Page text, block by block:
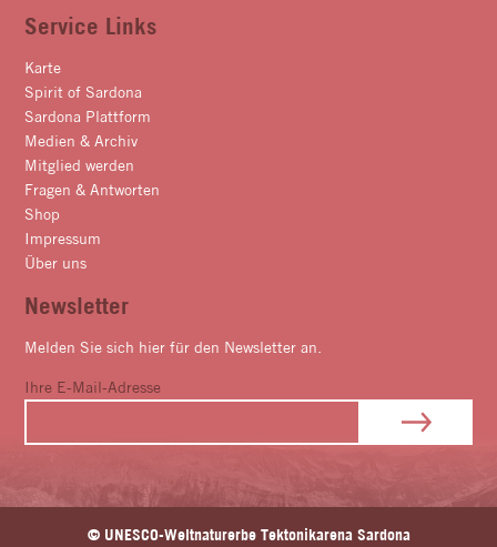
Service Links
Karte
Spirit of Sardona
Sardona Plattform
Medien & Archiv
Mitglied werden
Fragen & Antworten
Shop
Impressum
Über uns
Newsletter
Melden Sie sich hier für den Newsletter an.
Ihre E-Mail-Adresse
© UNESCO-Weltnaturerbe Tektonikarena Sardona